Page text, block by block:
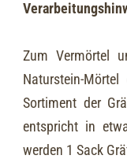
Zum Vermörtel
Naturstein-
Sortiment der
entspricht in
werden 1 Sack